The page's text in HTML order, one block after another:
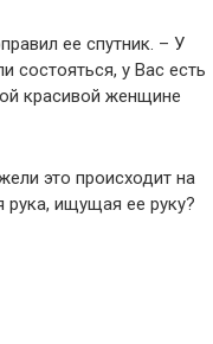
ее спутник. – У
состояться, у Вас есть
красивой женщине
это происходит на
рука, ищущая ее руку?